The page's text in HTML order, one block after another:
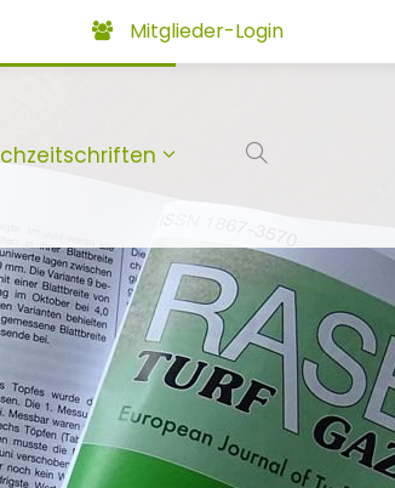
Mitglieder-Login